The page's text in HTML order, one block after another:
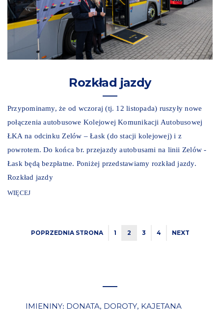
Rozkład jazdy
Przypominamy, że od wczoraj (tj. 12 listopada) ruszyły nowe
połączenia autobusowe Kolejowej Komunikacji Autobusowej
ŁKA na odcinku Zelów – Łask (do stacji kolejowej) i z
powrotem. Do końca br. przejazdy autobusami na linii Zelów -
Łask będą bezpłatne. Poniżej przedstawiamy rozkład jazdy.
Rozkład jazdy
WIĘCEJ
POPRZEDNIA STRONA 1 2 3 4 NEXT
IMIENINY: DONATA, DOROTY, KAJETANA